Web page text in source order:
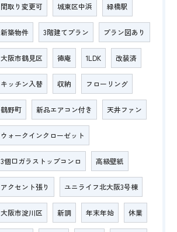
間取り変更可 城東区中浜 緑橋駅
新築物件 3階建てプラン プラン図あり
大阪市鶴見区 徳庵 1LDK 改装済
キッチン入替 収納 フローリング
鶴野町 新品エアコン付き 天井ファン
ウォークインクローゼット
3個口ガラストップコンロ 高級壁紙
アクセント張り ユニライフ北大阪3号棟
大阪市淀川区 新調 年末年始 休業